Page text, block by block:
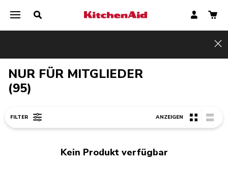
NUR FÜR MITGLIEDER
(95)
FILTER ANZEIGEN
Kein Produkt verfügbar